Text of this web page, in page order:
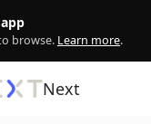
browse. Learn more.
Next